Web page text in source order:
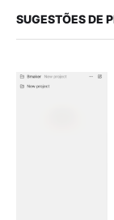
SUGESTÕES DE